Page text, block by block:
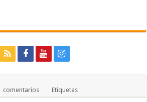
comentarios Etiquetas